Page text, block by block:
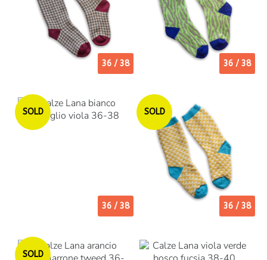
36 / 38 36 / 38
Esaurito
SOLD
36 / 38
Esaurito
SOLD
36 / 38
Esaurito
SOLD